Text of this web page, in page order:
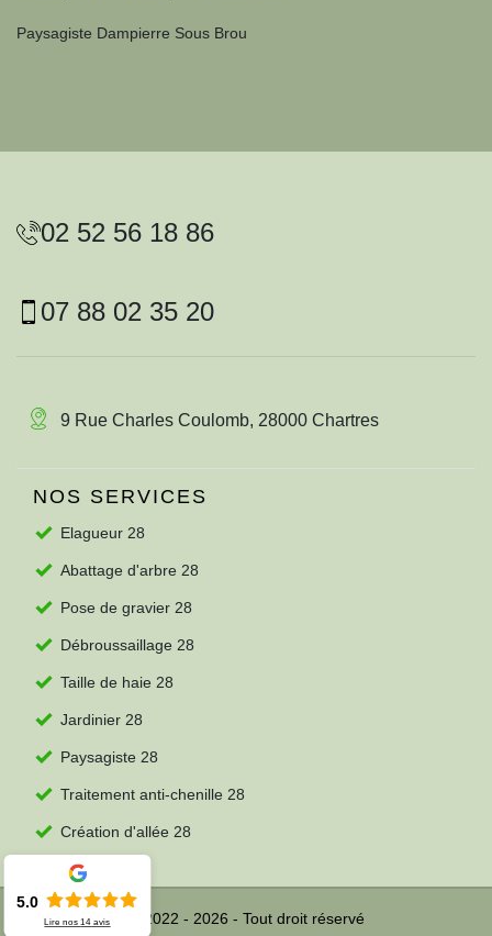
Paysagiste Dampierre Sous Brou
02 52 56 18 86
07 88 02 35 20
9 Rue Charles Coulomb, 28000 Chartres
NOS SERVICES
Elagueur 28
Abattage d'arbre 28
Pose de gravier 28
Débroussaillage 28
Taille de haie 28
Jardinier 28
Paysagiste 28
Traitement anti-chenille 28
Création d'allée 28
© 2022 - 2026 - Tout droit réservé
5.0
Lire nos14 avis